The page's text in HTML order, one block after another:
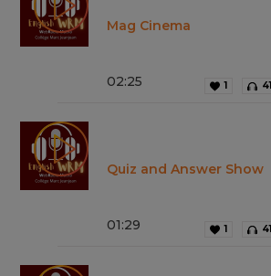
Mag Cinema
02:25 1 41
Quiz and Answer Show
01:29 1 41